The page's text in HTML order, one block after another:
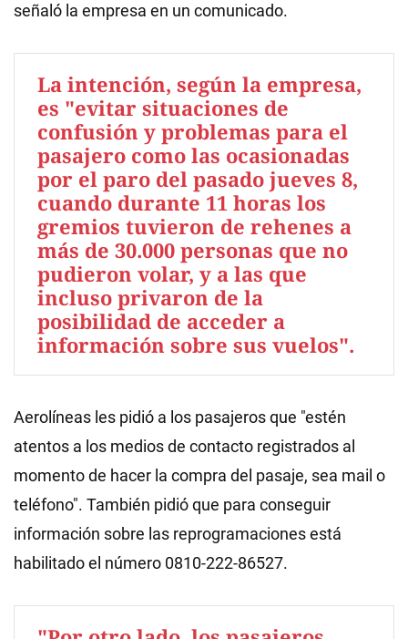
señaló la empresa en un comunicado.
La intención, según la empresa,
es "evitar situaciones de
confusión y problemas para el
pasajero como las ocasionadas
por el paro del pasado jueves 8,
cuando durante 11 horas los
gremios tuvieron de rehenes a
más de 30.000 personas que no
pudieron volar, y a las que
incluso privaron de la
posibilidad de acceder a
información sobre sus vuelos".
Aerolíneas les pidió a los pasajeros que "estén
atentos a los medios de contacto registrados al
momento de hacer la compra del pasaje, sea mail o
teléfono". También pidió que para conseguir
información sobre las reprogramaciones está
habilitado el número 0810-222-86527.